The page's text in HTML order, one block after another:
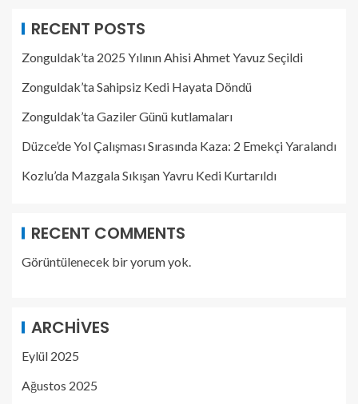
RECENT POSTS
Zonguldak’ta 2025 Yılının Ahisi Ahmet Yavuz Seçildi
Zonguldak’ta Sahipsiz Kedi Hayata Döndü
Zonguldak’ta Gaziler Günü kutlamaları
Düzce’de Yol Çalışması Sırasında Kaza: 2 Emekçi Yaralandı
Kozlu’da Mazgala Sıkışan Yavru Kedi Kurtarıldı
RECENT COMMENTS
Görüntülenecek bir yorum yok.
ARCHIVES
Eylül 2025
Ağustos 2025